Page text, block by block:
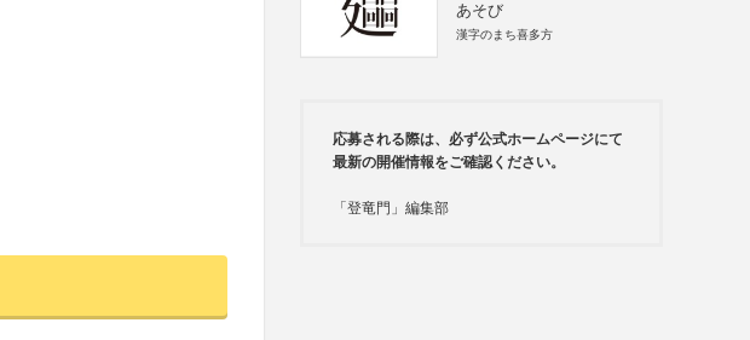
あそび
漢字のまち喜多方
応募される際は、必ず公式ホームページにて
最新の開催情報をご確認ください。
「登竜門」編集部